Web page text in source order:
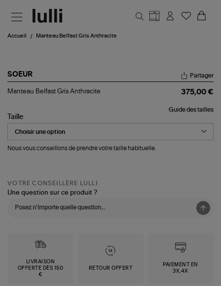
Accueil Manteau Belfast Gris Anthracite
SOEUR
Manteau
Anthracite
Partager
Manteau Belfast Gris Anthracite 375,00 €
Guide des tailles
Taille
Nous vous conseillons de prendre votre taille habituelle.
VOTRE CONSEILLÈRE LULLI
Une question sur ce produit ?
LIVRAISON
OFFERTE DÈS 150
€
RETOUR OFFERT
PAIEMENT EN
3X,4X